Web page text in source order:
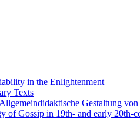
in the Enlightenment
Texts
Gestaltung
of Gossip in 19th- and early 20th-